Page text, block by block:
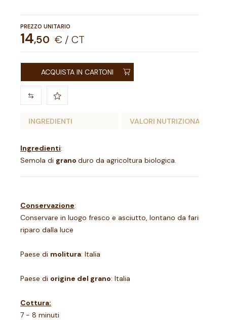
PREZZO UNITARIO
14,50 € / CT
ACQUISTA IN CARTONI
INGREDIENTI VALORI NUTRIZIONALI
Ingredienti:
Semola di grano duro da agricoltura biologica.
Conservazione:
Conservare in luogo fresco e asciutto, lontano da farine, riso
riparo dalla luce
Paese di molitura: Italia
Paese di origine del grano: Italia
Cottura:
7 - 8 minuti